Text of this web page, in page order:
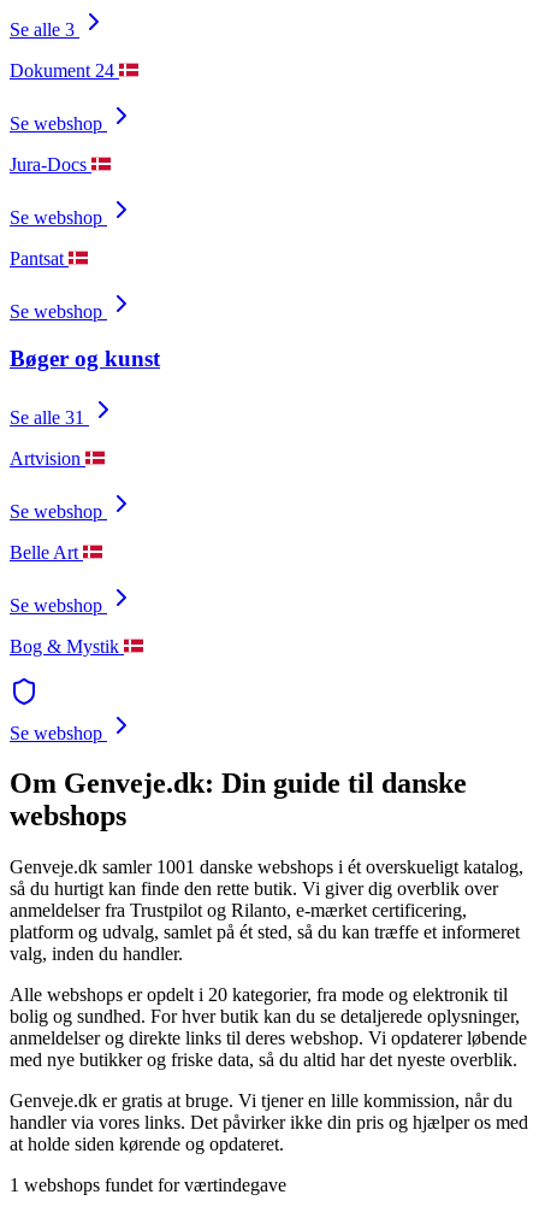
Se alle 3
Dokument 24
Se webshop
Jura-Docs
Se webshop
Pantsat
Se webshop
Bøger og kunst
Se alle 31
Artvision
Se webshop
Belle Art
Se webshop
Bog & Mystik
Se webshop
Om Genveje.dk: Din guide til danske
webshops
Genveje.dk samler 1001 danske webshops i ét overskueligt katalog,
så du hurtigt kan finde den rette butik. Vi giver dig overblik over
anmeldelser fra Trustpilot og Rilanto, e-mærket certificering,
platform og udvalg, samlet på ét sted, så du kan træffe et informeret
valg, inden du handler.
Alle webshops er opdelt i 20 kategorier, fra mode og elektronik til
bolig og sundhed. For hver butik kan du se detaljerede oplysninger,
anmeldelser og direkte links til deres webshop. Vi opdaterer løbende
med nye butikker og friske data, så du altid har det nyeste overblik.
Genveje.dk er gratis at bruge. Vi tjener en lille kommission, når du
handler via vores links. Det påvirker ikke din pris og hjælper os med
at holde siden kørende og opdateret.
1 webshops fundet for værtindegave